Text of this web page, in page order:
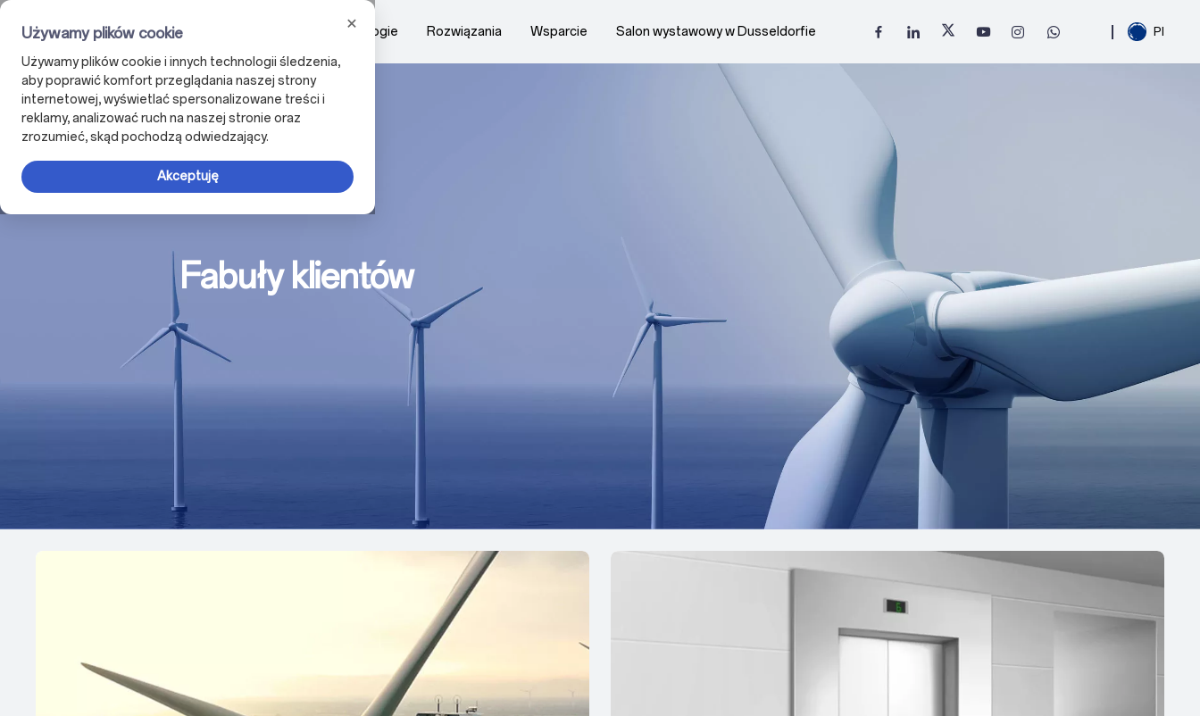
Firma Technologie Rozwiązania Wsparcie Salon wystawowy w Dusseldorfie Pl
Fabuły klientów
Używamy plików cookie
Używamy plików cookie i innych technologii śledzenia,
aby poprawić komfort przeglądania naszej strony
internetowej, wyświetlać spersonalizowane treści i
reklamy, analizować ruch na naszej stronie oraz
zrozumieć, skąd pochodzą odwiedzający.
Akceptuję